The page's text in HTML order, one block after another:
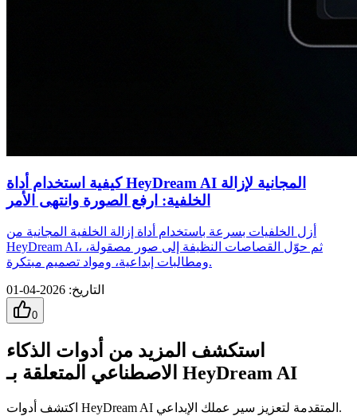
كيفية استخدام أداة HeyDream AI المجانية لإزالة
الخلفية: ارفع الصورة وانتهى الأمر
أزل الخلفيات بسرعة باستخدام أداة إزالة الخلفية المجانية من
HeyDream AI، ثم حوّل القصاصات النظيفة إلى صور مصقولة،
ومطالبات إبداعية، ومواد تصميم مبتكرة.
التاريخ:
2026-04-01
0
استكشف المزيد من أدوات الذكاء
الاصطناعي المتعلقة بـ HeyDream AI
اكتشف أدوات HeyDream AI المتقدمة لتعزيز سير عملك الإبداعي.